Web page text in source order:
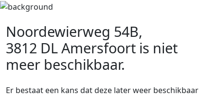
Noordewierweg 54B,
3812 DL Amersfoort is niet
meer beschikbaar.
Er bestaat een kans dat deze later weer beschikbaar